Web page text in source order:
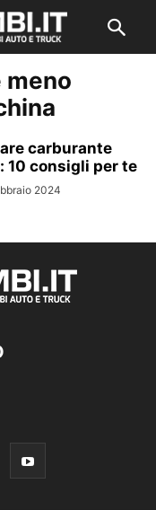
meno
carburante
10 consigli per te
2024